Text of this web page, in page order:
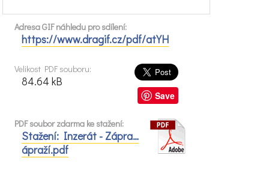
Adresa GIF náhledu pro sdílení:
https://www.dragif.cz/pdf/atYH
Save
Velikost PDF souboru:
84.64 kB
PDF soubor zdarma ke stažení:
Stažení: Inzerát - Zápra…
ápraží.pdf